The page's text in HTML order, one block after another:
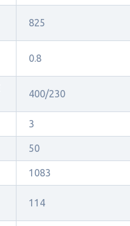
825
0.8
400/230
3
50
1083
114